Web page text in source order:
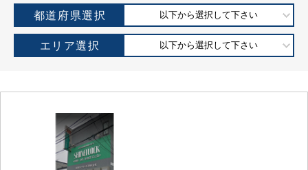
都道府県選択 以下から選択して下さい
エリア選択 以下から選択して下さい